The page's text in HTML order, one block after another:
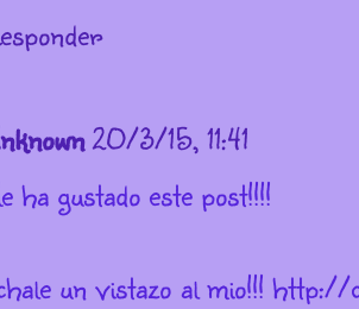
20/3/15, 11:41
ha gustado este post!!!!
un vistazo al mio!!!